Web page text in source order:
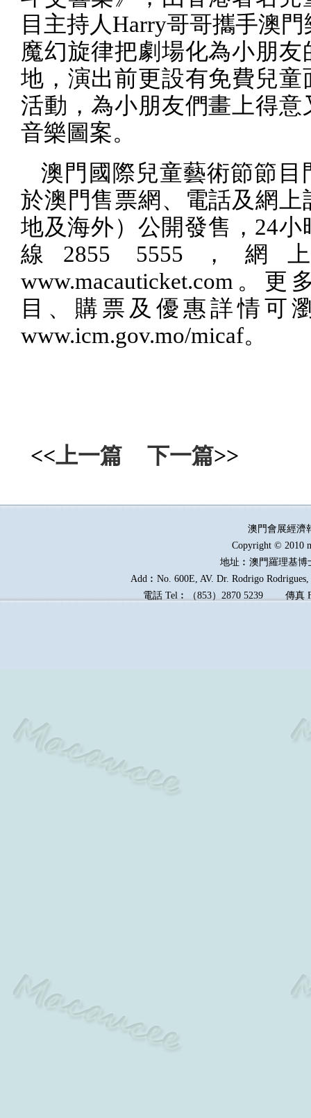
目主持人Harry哥哥攜手澳門
魔幻旋律把劇場化為小朋友
地，演出前更設有免費兒童
活動，為小朋友們畫上得意
音樂圖案。
澳門國際兒童藝術節節目
於澳門售票網、電話及網上
地及海外）公開發售， 24小
線 2855 5555 ，網
www.macauticket.com 。更
目、購票及優惠詳情可
www.icm.gov.mo/micaf。
<<上一篇 下一篇>>
澳門會展經
Copyright © 2010
地址︰澳門羅理基博
Add︰No. 600E, AV. Dr. Rodrigo
電話 Tel︰（853）2870 5239傳真